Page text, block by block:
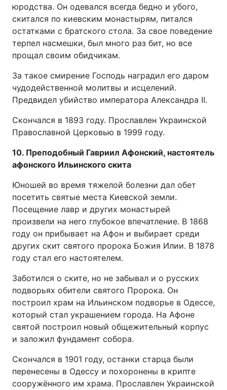
юродства. Он одевался всегда бедно и убого,
скитался по киевским монастырям, питался
остатками с братского стола. За свое поведение
терпел насмешки, был много раз бит, но все
прощал своим обидчикам.
За такое смирение Господь наградил его даром
чудодейственной молитвы и исцелений.
Предвидел убийство императора Александра II.
Скончался в 1893 году. Прославлен Украинской
Православной Церковью в 1999 году.
10. Преподобный Гавриил Афонский, настоятель
афонского Ильинского скита
Юношей во время тяжелой болезни дал обет
посетить святые места Киевской земли.
Посещение лавр и других монастырей
произвели на него глубокое впечатление. В 1868
году он прибывает на Афон и выбирает среди
других скит святого пророка Божия Илии. В 1878
году стал его настоятелем.
Заботился о ските, но не забывал и о русских
подворьях обители святого Пророка. Он
построил храм на Ильинском подворье в Одессе,
который стал украшением города. На Афоне
святой построил новый общежительный корпус
и заложил фундамент собора.
Скончался в 1901 году, останки старца были
перенесены в Одессу и похоронены в крипте
сооружённого им храма. Прославлен Украинской